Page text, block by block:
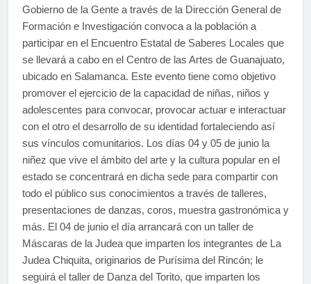
Gobierno de la Gente a través de la Dirección General de
Formación e Investigación convoca a la población a
participar en el Encuentro Estatal de Saberes Locales que
se llevará a cabo en el Centro de las Artes de Guanajuato,
ubicado en Salamanca. Este evento tiene como objetivo
promover el ejercicio de la capacidad de niñas, niños y
adolescentes para convocar, provocar actuar e interactuar
con el otro el desarrollo de su identidad fortaleciendo así
sus vínculos comunitarios. Los días 04 y 05 de junio la
niñez que vive el ámbito del arte y la cultura popular en el
estado se concentrará en dicha sede para compartir con
todo el público sus conocimientos a través de talleres,
presentaciones de danzas, coros, muestra gastronómica y
más. El 04 de junio el día arrancará con un taller de
Máscaras de la Judea que imparten los integrantes de La
Judea Chiquita, originarios de Purísima del Rincón; le
seguirá el taller de Danza del Torito, que imparten los